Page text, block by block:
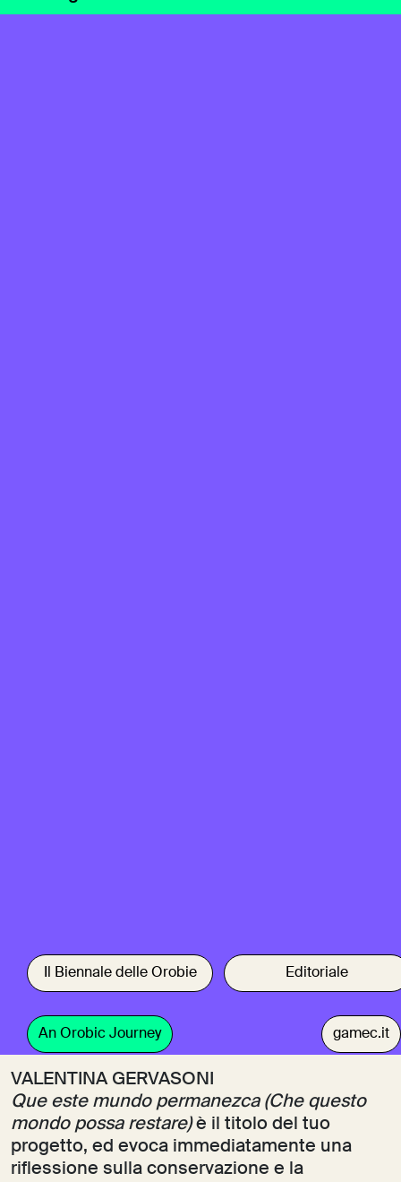
VALENTINA GERVASONI
Que este mundo permanezca (Che questo
mondo possa restare)è il titolo del tuo
progetto, ed evoca immediatamente una
riflessione sulla conservazione e la